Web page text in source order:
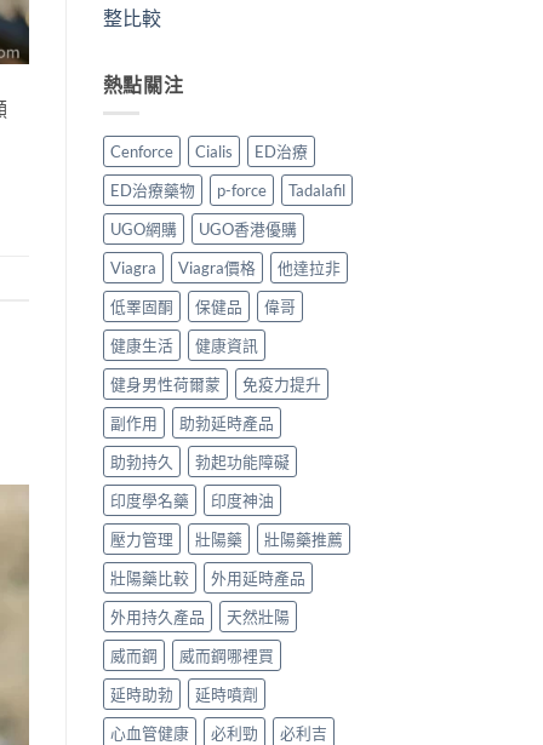
整比較
熱點關注
Cenforce Cialis
ED治療
ED治療藥物
p-force
Tadalafil
UGO網購
UGO香港優購
Viagra
Viagra價格
他達拉非
低睪固酮
保健品
偉哥
健康生活
健康資訊
健身男性荷爾蒙
免疫力提升
副作用
助勃延時產品
助勃持久
勃起功能障礙
印度學名藥
印度神油
壓力管理
壯陽藥
壯陽藥推薦
壯陽藥比較
外用延時產品
外用持久產品
天然壯陽
威而鋼
威而鋼哪裡買
延時助勃
延時噴劑
心血管健康
必利勁
必利吉